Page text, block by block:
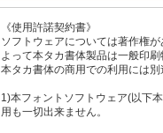
《使用許諾契約書》
ソフトウェアについては著作権
よって本タカ書体製品は一般印
本タカ書体の商用での利用には
1)本フォントソフトウェア(以下
用も一切出来ません。